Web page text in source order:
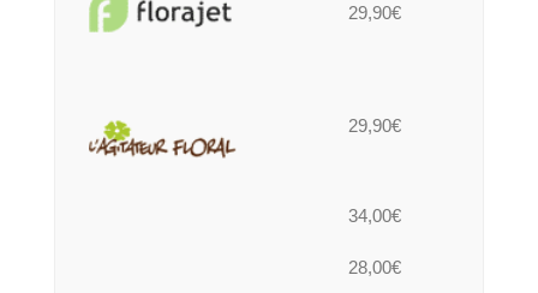
29,90€
29,90€
34,00€
28,00€